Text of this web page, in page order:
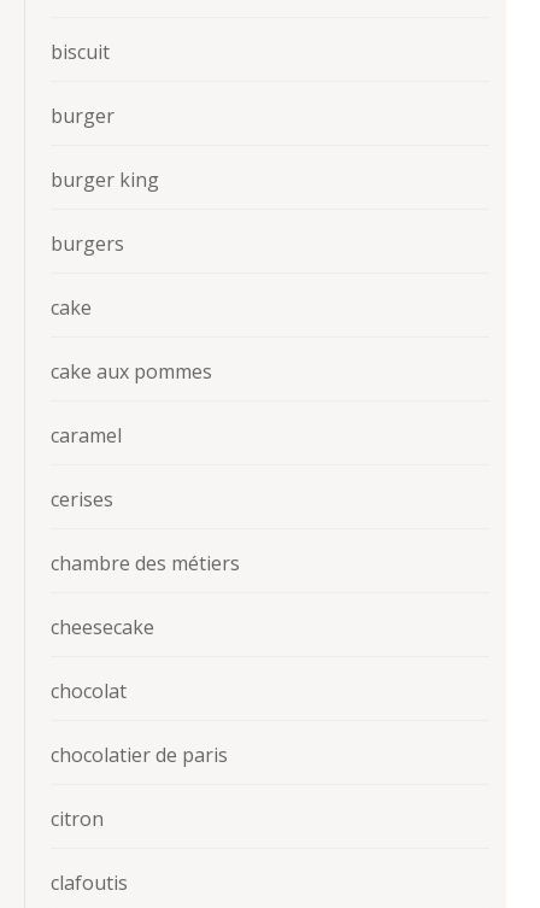
biscuit
burger
burger king
burgers
cake
cake aux pommes
caramel
cerises
chambre des métiers
cheesecake
chocolat
chocolatier de paris
citron
clafoutis